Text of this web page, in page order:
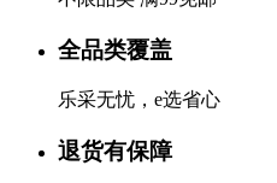
全品类覆盖
乐采无忧，e选省心
退货有保障